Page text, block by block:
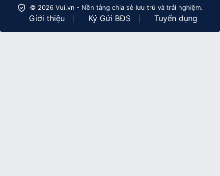
© 2026 Vui.vn - Nền tảng chia sẻ lưu trú và trải nghiệm.
Giới thiệu Ký Gửi BĐS Tuyển dụng